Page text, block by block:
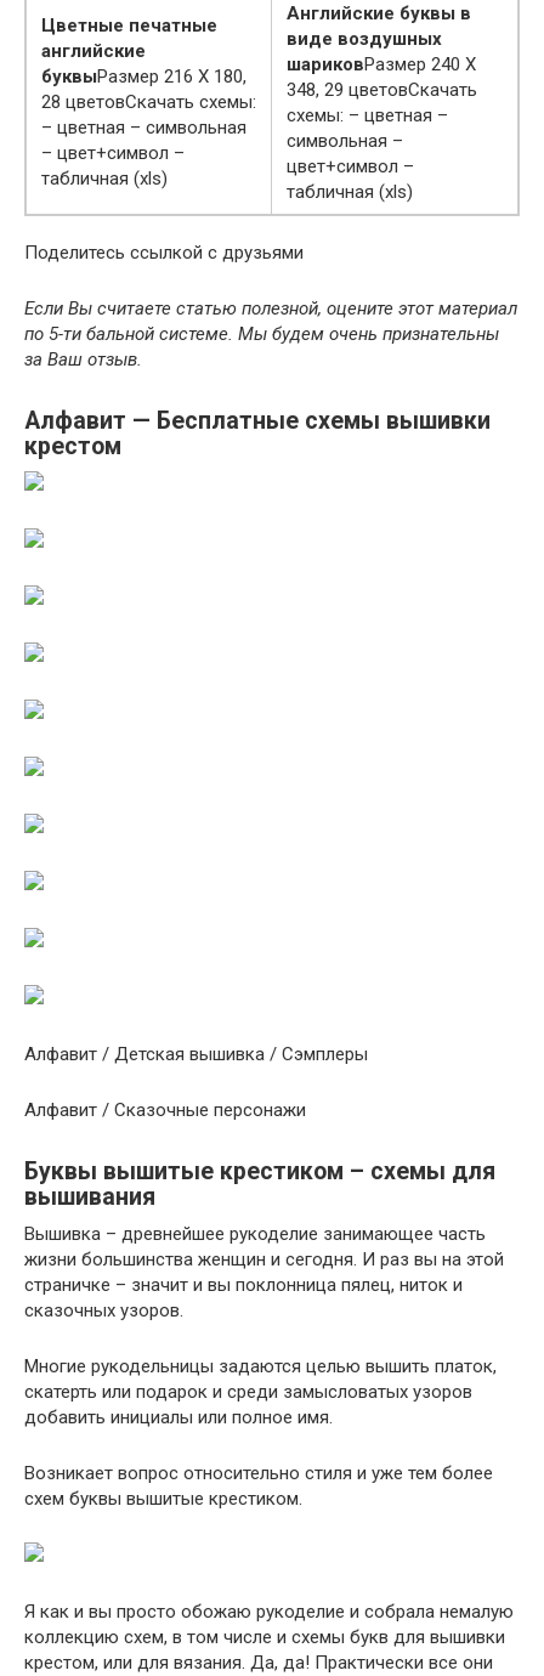
Цветные печатные
английские
буквыРазмер 216 Х 180,
28 цветовСкачать схемы:
– цветная – символьная
– цвет+символ –
табличная (xls)
Английские буквы в
виде воздушных
шариковРазмер 240 Х
348, 29 цветовСкачать
схемы: – цветная –
символьная –
цвет+символ –
табличная (xls)
Поделитесь ссылкой с друзьями
Если Вы считаете статью полезной, оцените этот материал
по 5-ти бальной системе. Мы будем очень признательны
за Ваш отзыв.
Алфавит — Бесплатные схемы вышивки
крестом
Алфавит / Детская вышивка / Сэмплеры
Алфавит / Сказочные персонажи
Буквы вышитые крестиком – схемы для
вышивания
Вышивка – древнейшее рукоделие занимающее часть
жизни большинства женщин и сегодня. И раз вы на этой
страничке – значит и вы поклонница пялец, ниток и
сказочных узоров.
Многие рукодельницы задаются целью вышить платок,
скатерть или подарок и среди замысловатых узоров
добавить инициалы или полное имя.
Возникает вопрос относительно стиля и уже тем более
схем буквы вышитые крестиком.
Я как и вы просто обожаю рукоделие и собрала немалую
коллекцию схем, в том числе и схемы букв для вышивки
крестом, или для вязания. Да, да! Практически все они